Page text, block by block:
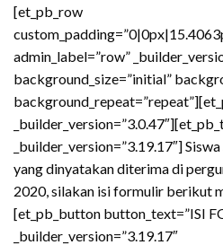
[et_pb_row
admin_label=”row”
background_size=”initial”
_builder_version=”3.19.17″]
yang dinyatakan diterima di
2020, silakan isi formulir berikut
[et_pb_button button_text=”ISI
_builder_version=”3.19.17″